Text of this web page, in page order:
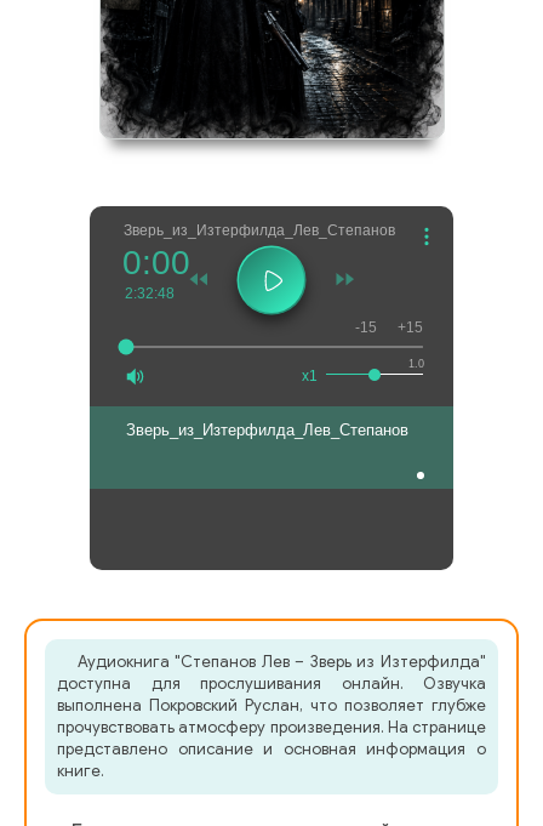
Зверь_из_Изтерфилда_Лев_Степанов
0:00
2:32:48
1.0
x1
-15 +15
Зверь_из_Изтерфилда_Лев_Степанов
Аудиокнига "Степанов Лев – Зверь из Изтерфилда"
доступна для прослушивания онлайн. Озвучка
выполнена Покровский Руслан, что позволяет глубже
прочувствовать атмосферу произведения. На странице
представлено описание и основная информация о
книге.